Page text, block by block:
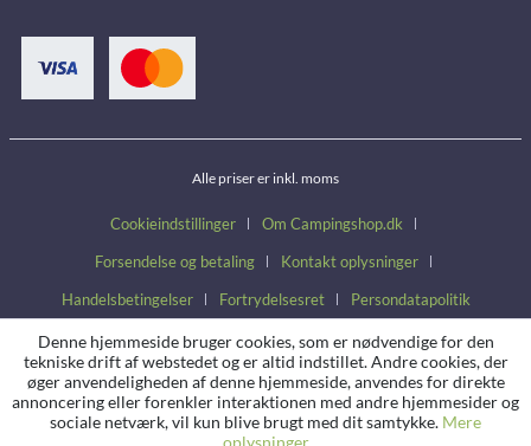
Alle priser er inkl. moms
Cookieindstillinger
Om Campingshop.dk
Forsendelse og betaling
Kontakt oplysninger
Handelsbetingelser
Fortrydelsesret Persondatapolitik
Denne hjemmeside bruger cookies, som er nødvendige for den
tekniske drift af webstedet og er altid indstillet. Andre cookies, der
øger anvendeligheden af denne hjemmeside, anvendes for direkte
annoncering eller forenkler interaktionen med andre hjemmesider og
sociale netværk, vil kun blive brugt med dit samtykke. Mere
oplysninger